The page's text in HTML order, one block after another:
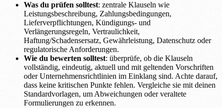
Was du prüfen solltest: zentrale Klauseln wie
Leistungsbeschreibung, Zahlungsbedingungen,
Lieferverpflichtungen, Kündigungs- und
Verlängerungsregeln, Vertraulichkeit,
Haftung/Schadensersatz, Gewährleistung, Datenschutz oder
regulatorische Anforderungen.
Wie du bewerten solltest: überprüfe, ob die Klauseln
vollständig, eindeutig, aktuell und mit geltenden Vorschriften
oder Unternehmensrichtlinien im Einklang sind. Achte darauf,
dass keine kritischen Punkte fehlen. Vergleiche sie mit deinen
Standardvorlagen, um Abweichungen oder veraltete
Formulierungen zu erkennen.